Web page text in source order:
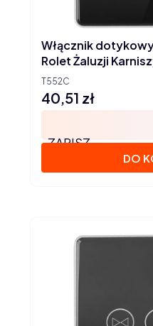
T552C
Włącznik
Rolet Żaluzji
Seria PS
Cena
40,51 zł
ZAPISZ
DO